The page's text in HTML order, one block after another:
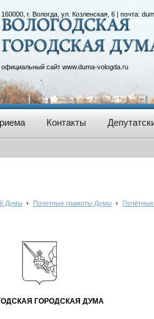
160000, г. Вологда, ул. Козленская, 6 | почта:
официальный сайт www.duma-vologda.ru
Контакты
Думы Почетные грамоты Думы
Почётные
ГОРОДСКАЯ ДУМА